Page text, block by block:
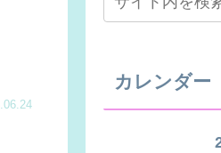
カレンダー